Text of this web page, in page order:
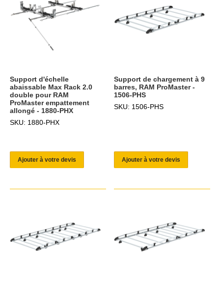
Support d'échelle
abaissable Max Rack 2.0
double pour RAM
ProMaster empattement
allongé - 1880-PHX
SKU: 1880-PHX
Ajouter à votre devis
Support de chargement à 9
barres, RAM ProMaster -
1506-PHS
SKU: 1506-PHS
Ajouter à votre devis